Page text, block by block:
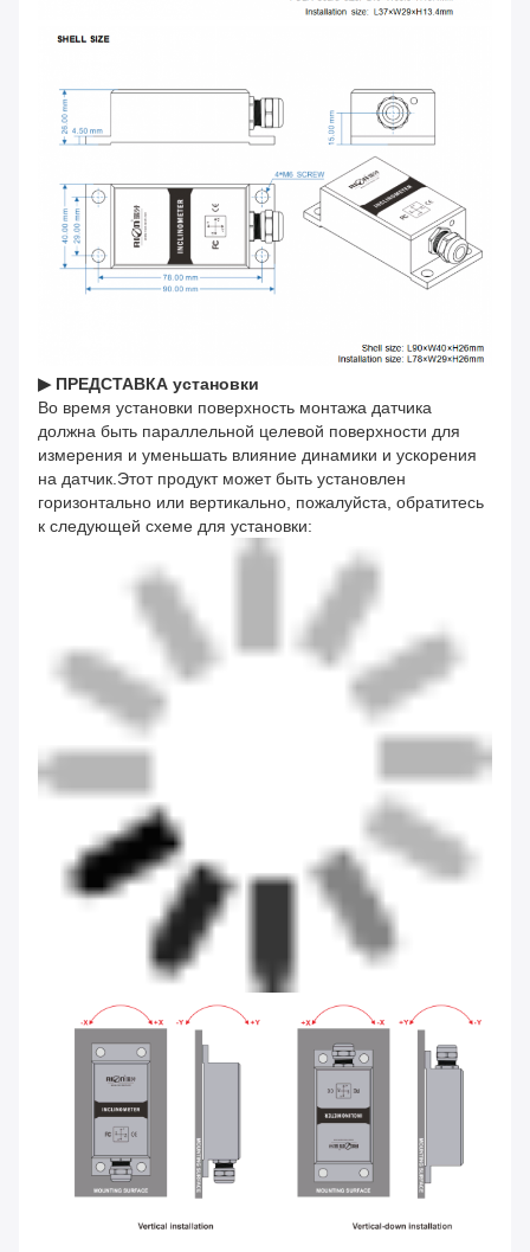
▶ ПРЕДСТАВКА установки
Во время установки поверхность монтажа датчика
должна быть параллельной целевой поверхности для
измерения и уменьшать влияние динамики и ускорения
на датчик.Этот продукт может быть установлен
горизонтально или вертикально, пожалуйста, обратитесь
к следующей схеме для установки: